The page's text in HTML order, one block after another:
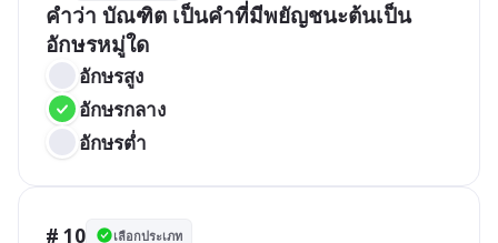
คำว่า บัณฑิต เป็นคำที่มีพยัญชนะต้นเป็น
อักษรหมู่ใด
อักษรสูง
อักษรกลาง
อักษรต่ำ
# 10 เลือกประเภท